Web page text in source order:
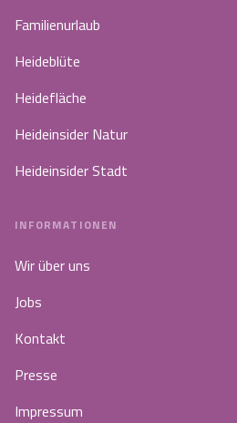
Familienurlaub
Heideblüte
Heidefläche
Heideinsider Natur
Heideinsider Stadt
INFORMATIONEN
Wir über uns
Jobs
Kontakt
Presse
Impressum